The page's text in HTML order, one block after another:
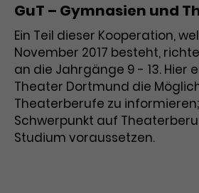
Name _gid
Anbieter Google Analytics
Laufzeit 1 Tag
Dieses Cookie wird
Analytics installiert.
Zweck
speichern. Dieses
Google-Anzeigen
Website gelangt
Name _gcl_aw
GuT – Gymnasien und
Ein Teil dieser Kooperation,
November 2017 besteht,
an die Jahrgänge 9 - 13. Hier
Theater Dortmund die
Theaterberufe zu
Schwerpunkt auf
Studium voraussetzen.